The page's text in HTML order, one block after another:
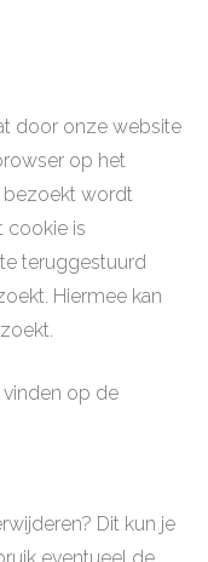
door onze website
op het
bezoekt wordt
cookie is
teruggestuurd
Hiermee kan
vinden op de
Dit kun je